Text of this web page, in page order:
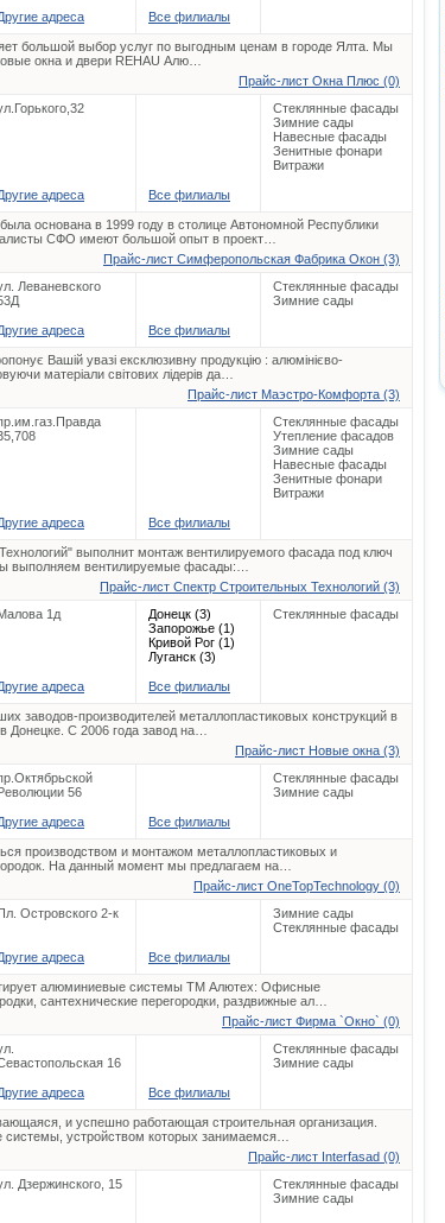
адреса Все филиалы
большой выбор услуг по выгодным ценам в городе Ялта. Мы
окна и двери REHAU Алю…
Прайс-лист Окна Плюс (0)
Стеклянные фасады
Зимние сады
Навесные фасады
Зенитные фонари
Витражи
адреса Все филиалы
основана в 1999 году в столице Автономной Республики
СФО имеют большой опыт в проект…
Прайс-лист Симферопольская Фабрика Окон (3)
Леваневского
Стеклянные фасады
Зимние сады
адреса Все филиалы
Вашій увазі ексклюзивну продукцію : алюмінієво-
матеріали світових лідерів да…
Прайс-лист Маэстро-Комфорта (3)
Стеклянные фасады
Утепление фасадов
Зимние сады
Навесные фасады
Зенитные фонари
Витражи
адреса Все филиалы
выполнит монтаж вентилируемого фасада под ключ
выполняем вентилируемые фасады:…
Прайс-лист Спектр Строительных Технологий (3)
1д
Донецк (3)
Запорожье (1)
Кривой Рог (1)
Луганск (3)
Стеклянные фасады
адреса Все филиалы
заводов-производителей металлопластиковых конструкций в
Донецке. С 2006 года завод на…
Прайс-лист Новые окна (3)
56
Стеклянные фасады
Зимние сады
адреса Все филиалы
производством и монтажом металлопластиковых и
На данный момент мы предлагаем на…
Прайс-лист OneTopTechnology (0)
Островского 2-к
Зимние сады
Стеклянные фасады
адреса Все филиалы
алюминиевые системы ТМ Алютех: Офисные
сантехнические перегородки, раздвижные ал…
Прайс-лист Фирма `Окно` (0)
16
Стеклянные фасады
Зимние сады
адреса Все филиалы
и успешно работающая строительная организация.
устройством которых занимаемся…
Прайс-лист Interfasad (0)
Дзержинского, 15
Стеклянные фасады
Зимние сады